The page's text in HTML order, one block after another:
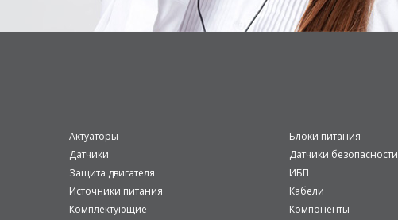
Актуаторы
Блоки питания
Датчики
Датчики безопасности
Защита двигателя
ИБП
Источники питания
Кабели
Комплектующие
Компоненты